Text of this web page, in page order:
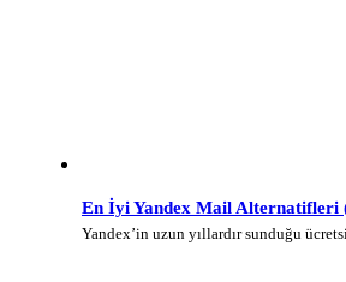
En İyi Yandex Mail Alternatifleri
Yandex’in uzun yıllardır sunduğu